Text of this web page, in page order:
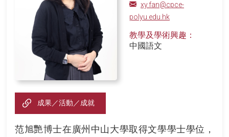
xy.fan@cpce-
polyu.edu.hk
教學及學術興趣：
中國語文
成果／活動／成就
范旭艷博士在廣州中山大學取得文學學士學位，